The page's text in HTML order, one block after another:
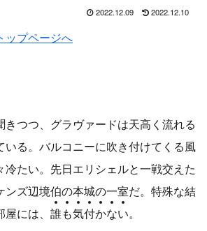
2022.12.09 2022.12.10
ップページへ
つつ、グラヴァードは天高く流れる
いる。バルコニーに吹き付けてくる風
冷たい。先日エリシェルと一戦交えた
ンズ辺境伯の本城の一室だ。特殊な結
には、 誰も気付かない。